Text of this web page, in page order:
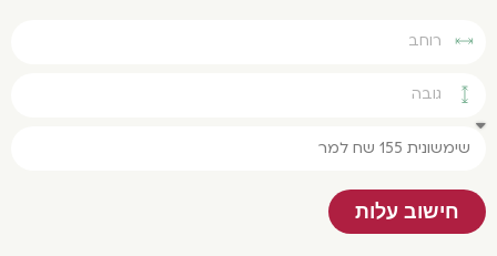
חישוב עלות